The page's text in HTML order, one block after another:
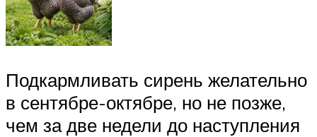
Подкармливать сирень желательно
в сентябре-октябре, но не позже,
чем за две недели до наступления